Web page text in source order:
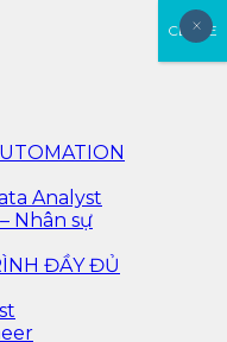
& AI Insight Data
dữ liệu & AI chuyên
hiểm – chứng khoán
thực tế, cá nhân hóa
Analyst
Nhân sự
ĐẦY ĐỦ
×
CLOSE
×